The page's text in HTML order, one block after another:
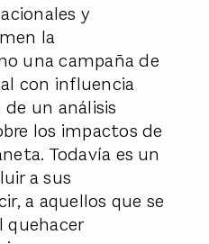
y
la
una campaña de
con influencia
un análisis
los impactos de
Todavía es un
a sus
a aquellos que se
quehacer